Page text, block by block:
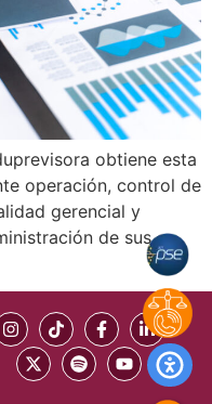
obtiene esta
operación, control de
gerencial y
de sus